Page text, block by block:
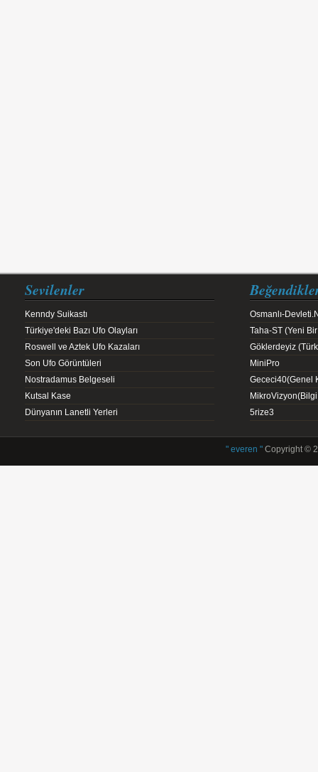
Sevilenler
Kenndy Suikastı
Türkiye'deki Bazı Ufo Olayları
Roswell ve Aztek Ufo Kazaları
Son Ufo Görüntüleri
Nostradamus Belgeseli
Kutsal Kase
Dünyanın Lanetli Yerleri
Osmanlı-
Taha-ST (Yeni
Göklerdeyiz
MiniPro
Gececi40(Genel
5rize3
" everen "Copyright ©